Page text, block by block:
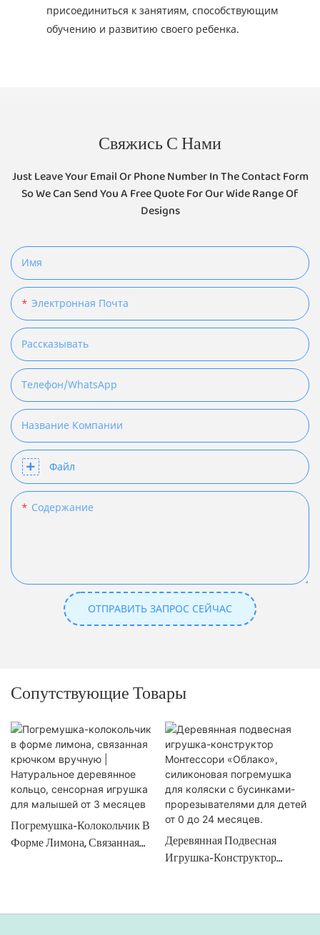
присоединиться к занятиям, способствующим
обучению и развитию своего ребенка.
Свяжись С Нами
Just Leave Your Email Or Phone Number In The Contact Form
So We Can Send You A Free Quote For Our Wide Range Of
Designs
Имя
Электронная Почта
Рассказывать
Телефон/WhatsApp
Название Компании
Файл
Содержание
ОТПРАВИТЬ ЗАПРОС СЕЙЧАС
Сопутствующие Товары
Погремушка-Колокольчик В
Форме Лимона, Связанная
Для Малышей От 3 Месяцев
Деревянная Подвесная
Игрушка-Конструктор
Для Коляски С Бусинками-